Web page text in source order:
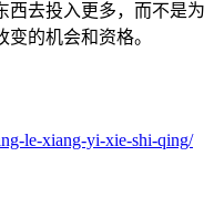
西去投入更多，而不是为
的机会和资格。
le-xiang-yi-xie-shi-qing/